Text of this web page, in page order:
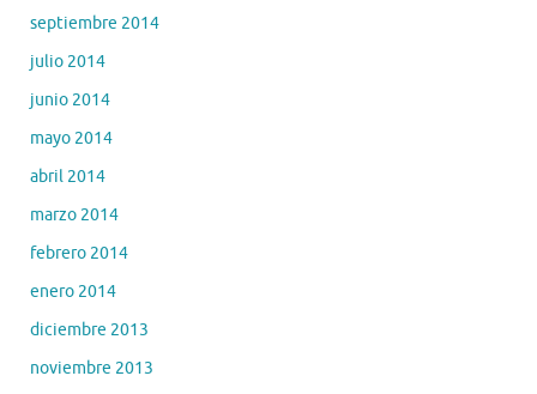
septiembre 2014
julio 2014
junio 2014
mayo 2014
abril 2014
marzo 2014
febrero 2014
enero 2014
diciembre 2013
noviembre 2013